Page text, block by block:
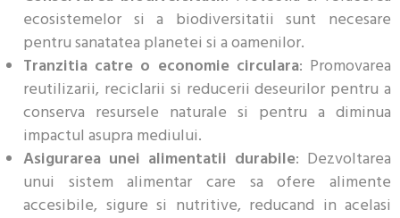
ecosistemelor si a biodiversitatii sunt necesare
pentru sanatatea planetei si a oamenilor.
Tranzitia catre o economie circulara: Promovarea
reutilizarii, reciclarii si reducerii deseurilor pentru a
conserva resursele naturale si pentru a diminua
impactul asupra mediului.
Asigurarea unei alimentatii durabile: Dezvoltarea
unui sistem alimentar care sa ofere alimente
accesibile, sigure si nutritive, reducand in acelasi